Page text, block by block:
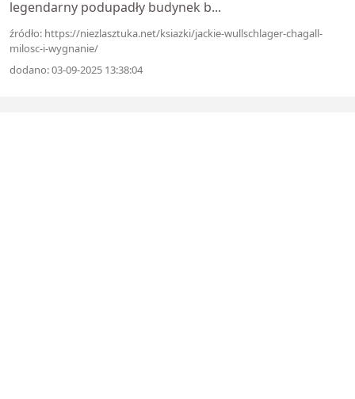
legendarny podupadły budynek b...
źródło: https://niezlasztuka.net/ksiazki/jackie-wullschlager-chagall-
milosc-i-wygnanie/
dodano: 03-09-2025 13:38:04